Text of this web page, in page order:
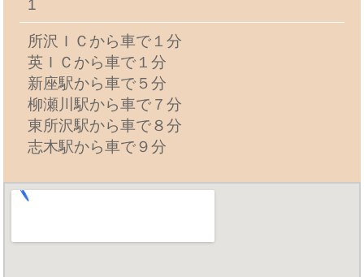
1
所沢ＩＣから車で１分
英ＩＣから車で１分
新座駅から車で５分
柳瀬川駅から車で７分
東所沢駅から車で８分
志木駅から車で９分